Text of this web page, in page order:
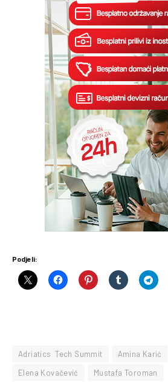
Podjeli:
Adriatics Tech Summit Amina Karić
Elena Kovačević
Mustafa Toroman